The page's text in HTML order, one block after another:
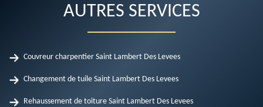
AUTRES SERVICES
Couvreur charpentier Saint Lambert Des Levees
Changement de tuile Saint Lambert Des Levees
Rehaussement de toiture Saint Lambert Des Levees